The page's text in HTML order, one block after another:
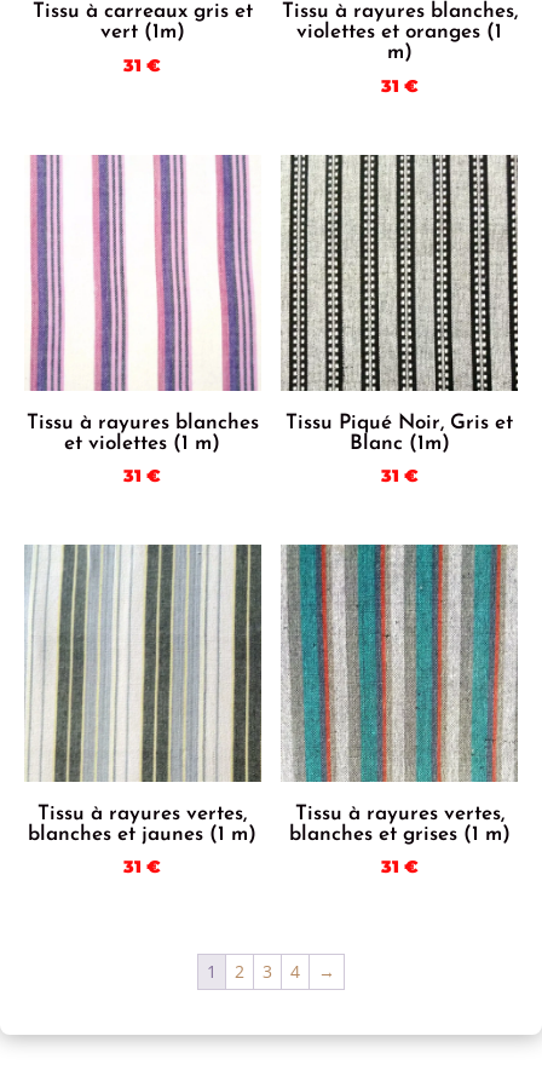
Tissu à carreaux gris et
vert (1m)
31€
Tissu à rayures blanches,
violettes et oranges (1
m)
31 €
Tissu à rayures blanches
et violettes (1 m)
31€
Tissu Piqué Noir, Gris et
Blanc (1m)
31 €
Tissu à rayures vertes,
blanches et jaunes (1 m)
31€
Tissu à rayures vertes,
blanches et grises (1 m)
31 €
1 2 3 4 →